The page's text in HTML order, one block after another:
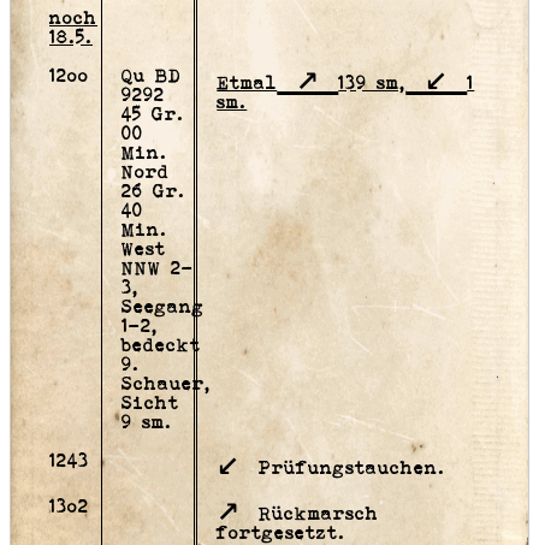
noch
18.5.
12oo
Qu BD
9292
45 Gr.
00
Min.
Nord
26 Gr.
40
Min.
West
NNW 2-
3,
Seegang
1-2,
bedeckt
9.
Schauer,
Sicht
9 sm.
Etmal 139 sm,
1
sm.
1243
Prüfungstauchen.
13o2
Rückmarsch
fortgesetzt.